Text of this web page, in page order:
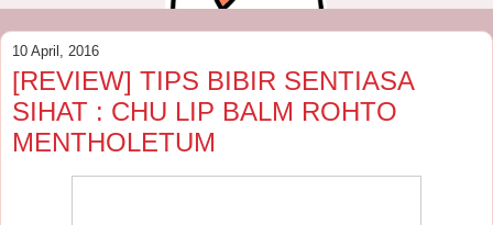
10 April, 2016
[REVIEW] TIPS BIBIR SENTIASA
SIHAT : CHU LIP BALM ROHTO
MENTHOLETUM